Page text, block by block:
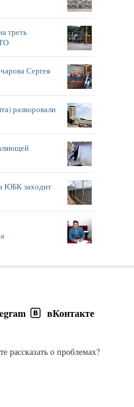
треть
Сергея
разворовали
ЮБК заходит
вКонтакте
рассказать о проблемах?